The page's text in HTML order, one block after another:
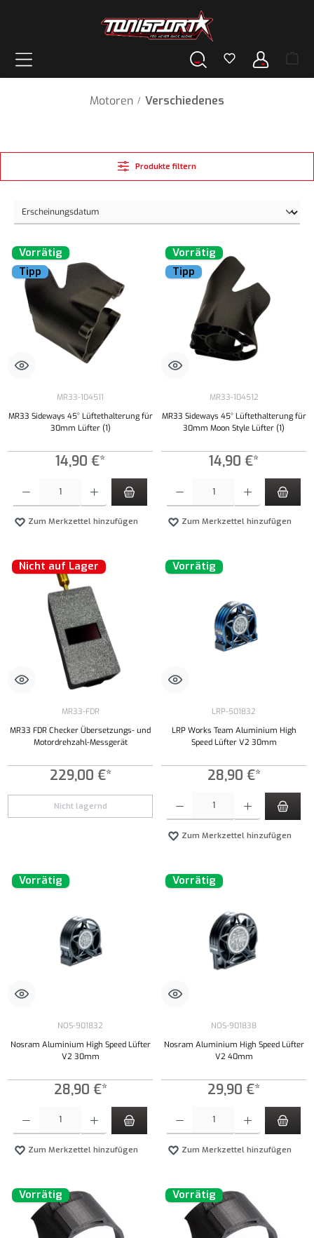
Motoren / Verschiedenes
Produkte filtern
Vorrätig
Tipp
MR33-104511
MR33 Sideways 45° Lüftethalterung für
30mm Lüfter (1)
14,90 €*
Zum Merkzettel hinzufügen
Vorrätig
Tipp
MR33-104512
MR33 Sideways 45° Lüftethalterung für
30mm Moon Style Lüfter (1)
14,90 €*
Zum Merkzettel hinzufügen
Nicht auf Lager
MR33-FDR
MR33 FDR Checker Übersetzungs- und
Motordrehzahl-Messgerät
229,00 €*
Nicht lagernd
Vorrätig
LRP-501832
LRP Works Team Aluminium High
Speed Lüfter V2 30mm
28,90 €*
Zum Merkzettel hinzufügen
Vorrätig
NOS-901832
Nosram Aluminium High Speed Lüfter
V2 30mm
28,90 €*
Zum Merkzettel hinzufügen
Vorrätig
NOS-901838
Nosram Aluminium High Speed Lüfter
V2 40mm
29,90 €*
Zum Merkzettel hinzufügen
Vorrätig Vorrätig